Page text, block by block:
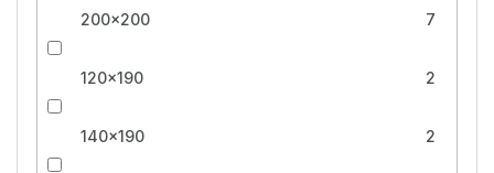
200x200 7
120x190 2
140x190 2